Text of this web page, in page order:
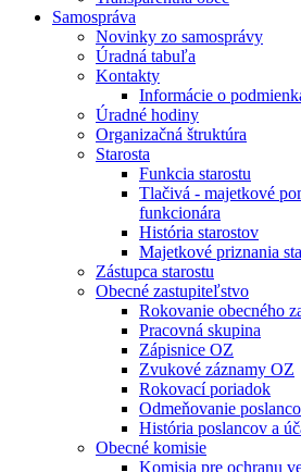
Samospráva
Novinky zo samosprávy
Úradná tabuľa
Kontakty
Informácie o
Úradné hodiny
Organizačná štruktúra
Starosta
Funkcia starostu
Tlačivá - majetkové
funkcionára
História starostov
Majetkové priznania
Zástupca starostu
Obecné zastupiteľstvo
Rokovanie obecného
Pracovná skupina
Zápisnice OZ
Zvukové záznamy OZ
Rokovací poriadok
Odmeňovanie
História poslancov a
Obecné komisie
Komisia pre ochranu